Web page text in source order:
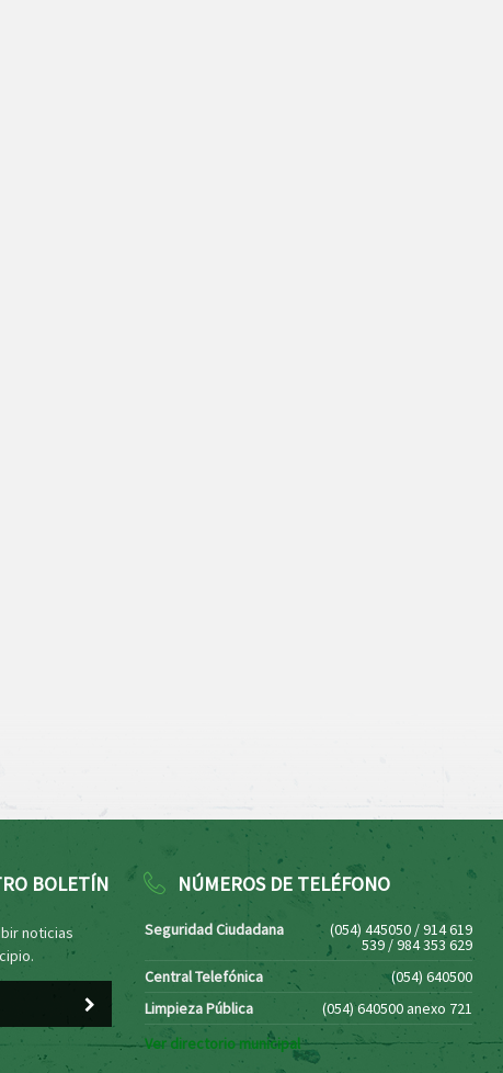
BOLETÍN
noticias
NÚMEROS DE TELÉFONO
Seguridad Ciudadana (054) 445050 / 914 619
539 / 984 353 629
Central Telefónica
(054) 640500
Limpieza Pública
(054) 640500 anexo 721
Ver directorio municipal